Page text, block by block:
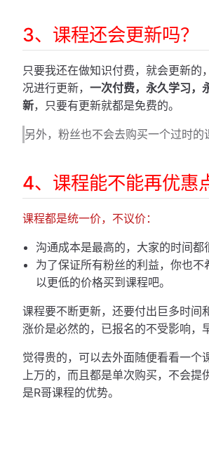
3、课程还会更新吗？
只要我还在做知识付费，就会更新的
况进行更新， 一次付费，永久学习，
新，只要有更新就都是免费的。
另外，粉丝也不会去购买一个过时的
4、课程能不能再优惠
课程都是统一价，不议价：
沟通成本是最高的，大家的时间都
为了保证所有粉丝的利益，你也不
以更低的价格买到课程吧。
课程要不断更新，还要付出巨多时间
涨价是必然的，已报名的不受影响，
觉得贵的，可以去外面随便看看一个
上万的，而且都是单次购买，不会提
是R哥课程的优势。